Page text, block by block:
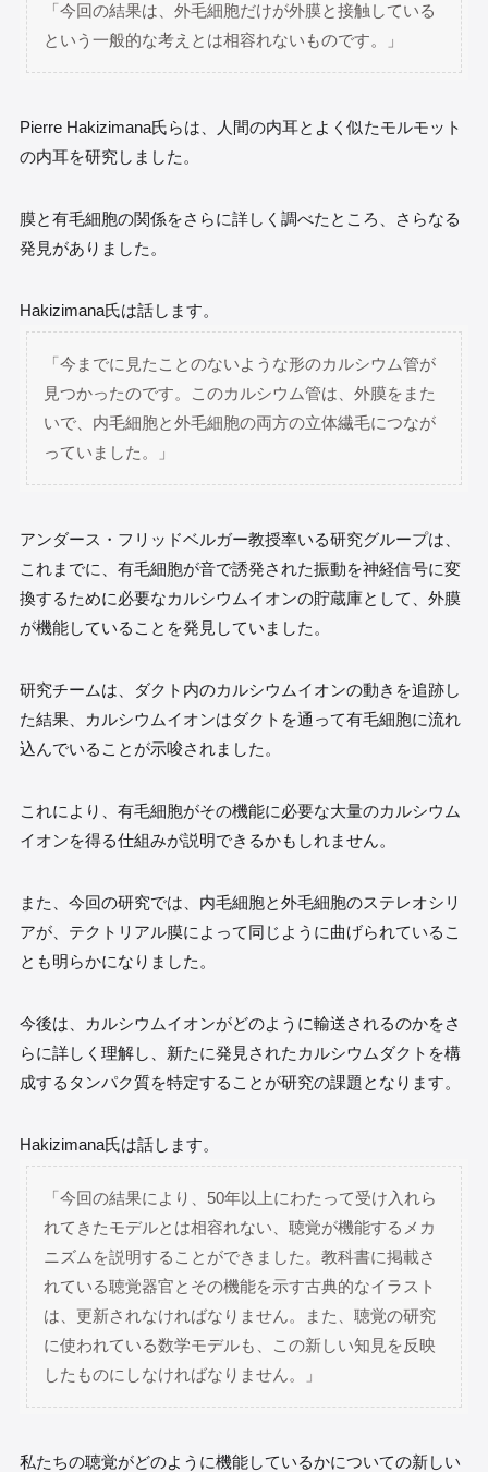
「今回の結果は、外毛細胞だけが外膜と接触している
という一般的な考えとは相容れないものです。」
Pierre Hakizimana氏らは、人間の内耳とよく似たモルモット
の内耳を研究しました。
膜と有毛細胞の関係をさらに詳しく調べたところ、さらなる
発見がありました。
Hakizimana氏は話します。
「今までに見たことのないような形のカルシウム管が
見つかったのです。このカルシウム管は、外膜をまた
いで、内毛細胞と外毛細胞の両方の立体繊毛につなが
っていました。」
アンダース・フリッドベルガー教授率いる研究グループは、
これまでに、有毛細胞が音で誘発された振動を神経信号に変
換するために必要なカルシウムイオンの貯蔵庫として、外膜
が機能していることを発見していました。
研究チームは、ダクト内のカルシウムイオンの動きを追跡し
た結果、カルシウムイオンはダクトを通って有毛細胞に流れ
込んでいることが示唆されました。
これにより、有毛細胞がその機能に必要な大量のカルシウム
イオンを得る仕組みが説明できるかもしれません。
また、今回の研究では、内毛細胞と外毛細胞のステレオシリ
アが、テクトリアル膜によって同じように曲げられているこ
とも明らかになりました。
今後は、カルシウムイオンがどのように輸送されるのかをさ
らに詳しく理解し、新たに発見されたカルシウムダクトを構
成するタンパク質を特定することが研究の課題となります。
Hakizimana氏は話します。
「今回の結果により、50年以上にわたって受け入れら
れてきたモデルとは相容れない、聴覚が機能するメカ
ニズムを説明することができました。教科書に掲載さ
れている聴覚器官とその機能を示す古典的なイラスト
は、更新されなければなりません。また、聴覚の研究
に使われている数学モデルも、この新しい知見を反映
したものにしなければなりません。」
私たちの聴覚がどのように機能しているかについての新しい